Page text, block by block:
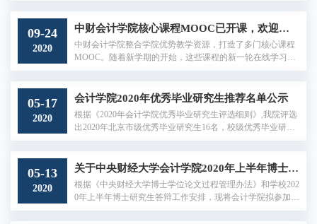
答辩申请人：王彩答辩题目：上市公司自愿信息披露的影响
因素和经济后果所属学科：会计学 （2）答辩申请人：张琪
答辩题目：注意力分配、政府部门内控与政府管理能力所属
学科：会计学 （3）答辩申请人...
09-24
2020
中财会计学院核心课程MOOC已开课，欢迎选课
中财会计学院整合学院优势教学资源，打造了多门核心课程
MOOC。随着新学期的开始，这些课程的新一轮在线学习已
有所收获！1、《会计学》（面向非会计专业学生）《会计
学》是一门综合性的应用科学，具有很强的理论性、实践性
和技术性，是从事各种经济管理工作的基础。本课程零基础
可以学习且能够学好；...
05-17
2020
会计学院2020年优秀毕业研究生推荐名单公示
根据《2020年会计学院优秀毕业研究生评选细则》,我院评选
出2020年北京市级优秀毕业研究生16名，校级优秀毕业研究
05-13
2020
关于中央财经大学会计学院2020年上半年博士研究生学位论文答辩的公告
根据《中央财经大学博士学位论文过程管理办法》和学校202
0年上半年博士研究生答辩工作安排，现将会计学院拟参加20